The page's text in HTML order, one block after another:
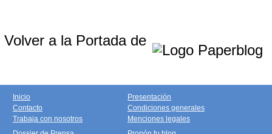
Volver a la Portada de
Inicio
Contacto
Trabaja con nosotros
Presentación
Condiciones generales
Menciones legales